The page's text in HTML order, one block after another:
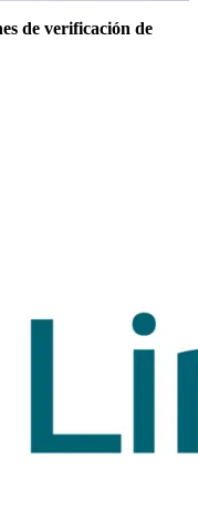
de verificación de